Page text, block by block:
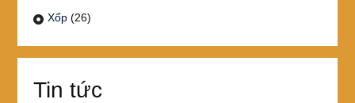
Xốp (26)
Tin tức